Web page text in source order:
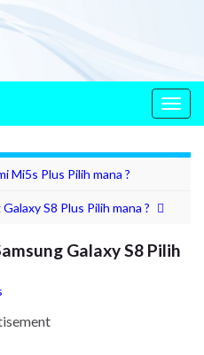
Mi5s Plus Pilih mana ?
S8 Plus Pilih mana ?
Galaxy S8 Pilih